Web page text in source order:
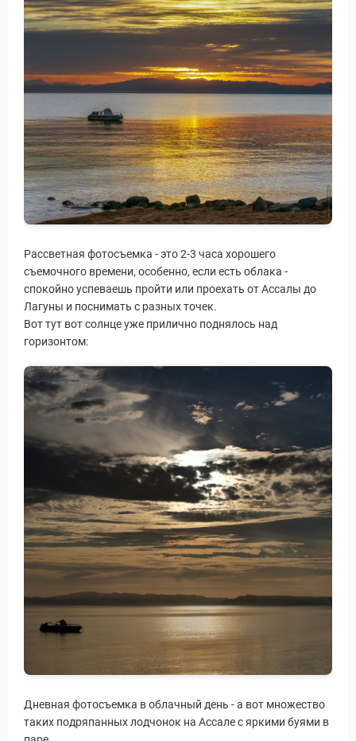
Рассветная фотосъемка - это 2-3 часа хорошего
съемочного времени, особенно, если есть облака -
спокойно успеваешь пройти или проехать от Ассалы до
Лагуны и поснимать с разных точек.
Вот тут вот солнце уже прилично поднялось над
горизонтом:
Дневная фотосъемка в облачный день - а вот множество
таких подряпанных лодчонок на Ассале с яркими буями в